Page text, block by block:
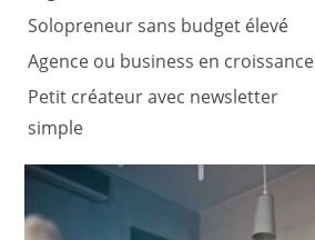
Solopreneur sans budget élevé
Agence ou business en croissance
Petit créateur avec newsletter
simple